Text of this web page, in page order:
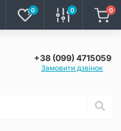
0 0 0
+38 (099) 4715059
Замовити дзвінок